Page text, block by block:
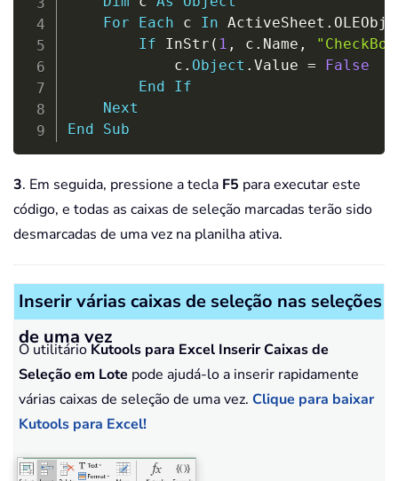
For
Each c In ActiveSheet .
If InStr ( 1 , c . Name ,
            c
. Object . Value =
False
End
If
Next
End
Sub
3. Em seguida, pressione a tecla F5 para executar este
código, e todas as caixas de seleção marcadas terão sido
desmarcadas de uma vez na planilha ativa.
Inserir várias caixas de seleção nas seleções
de uma vez
O utilitárioKutools para Excel Inserir Caixas de
Seleção em Lote pode ajudá-lo a inserir rapidamente
várias caixas de seleção de uma vez. Clique para baixar
Kutools para Excel!